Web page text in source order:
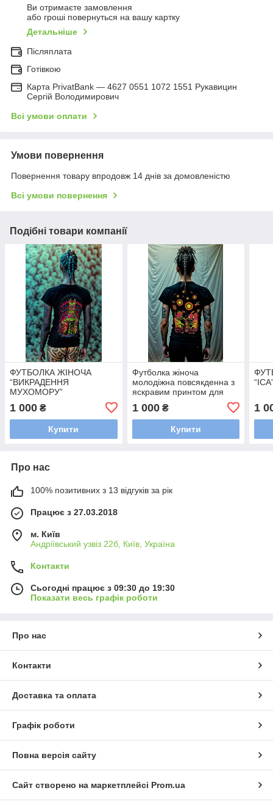
Ви отримаєте замовлення
або гроші повернуться на вашу картку
Детальніше
Післяплата
Готівкою
Карта PrivatBank — 4627 0551 1072 1551 Рукавицин
Сергій Володимирович
Всі умови оплати
Умови повернення
Повернення товару впродовж 14 днів за домовленістю
Всі умови повернення
Подібні товари компанії
ФУТБОЛКА ЖІНОЧА
“ВИКРАДЕННЯ
МУХОМОРУ”
1 000 ₴
Купити
Футболка жіноча
молодіжна повсякденна з
яскравим принтом для
навколо грибів»
1 000₴
Купити
1
Про нас
100% позитивних з 13 відгуків за рік
Працює з 27.03.2018
м. Київ
Андріївський узвіз 22б, Київ, Україна
Контакти
Сьогодні працює з 09:30 до 19:30
Показати весь графік роботи
Про нас
Контакти
Доставка та оплата
Графік роботи
Повна версія сайту
Сайт створено на маркетплейсі Prom.ua